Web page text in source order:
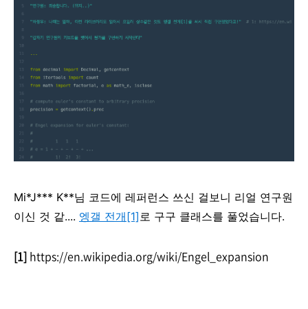
Mi*J*** K**님 코드에 레퍼런스 쓰신 걸보니 리얼 연구원
이신 것 같.... 엥갤 전개[1]로 구구 클래스를 풀었습니다.
[1] https://en.wikipedia.org/wiki/Engel_expansion